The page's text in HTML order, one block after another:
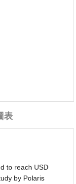
表
to reach USD
by Polaris